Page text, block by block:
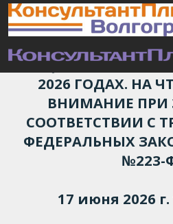
Приглашаем на
НАЦИОНАЛЬНОГО
2026 ГОДАХ. НА
ВНИМАНИЕ ПРИ
СООТВЕТСТВИИ С
ФЕДЕРАЛЬНЫХ
№223-
17 июня 2026 г.